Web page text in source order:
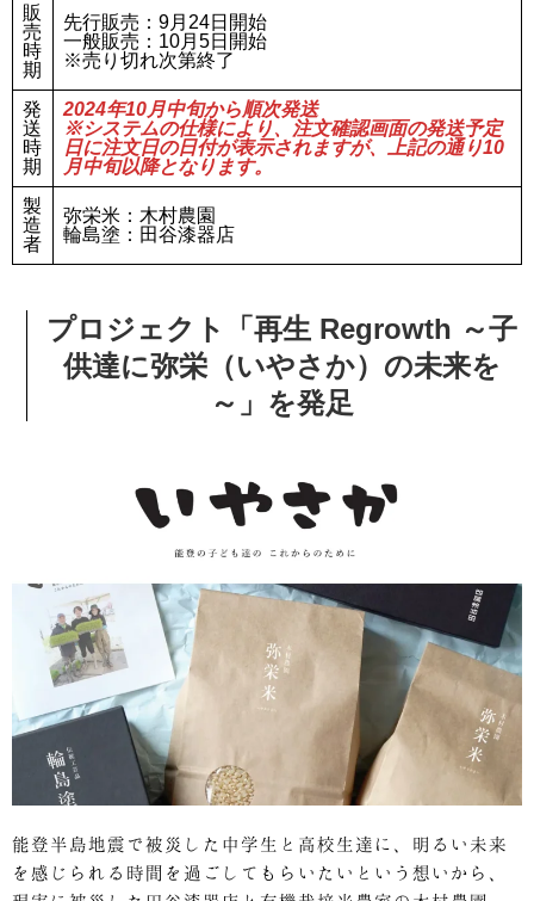
販
売
時
期
先行販売：9月24日開始
一般販売：10月5日開始
※売り切れ次第終了
発
送
時
期
2024年10月中旬から順次発送
※システムの仕様により、注文確認画面の発送予定
日に注文日の日付が表示されますが、上記の通り10
月中旬以降となります。
製
造
者
弥栄米：木村農園
輪島塗：田谷漆器店
プロジェクト「再生 Regrowth ～子
供達に弥栄（いやさか）の未来を
～」を発足
能登半島地震で被災した中学生と高校生達に、明るい未来
を感じられる時間を過ごしてもらいたいという想いから、